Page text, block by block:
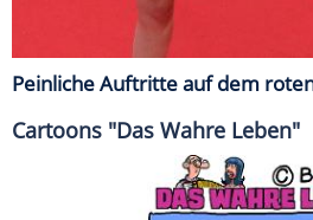
Peinliche Auftritte auf dem
Cartoons "Das Wahre Leben"